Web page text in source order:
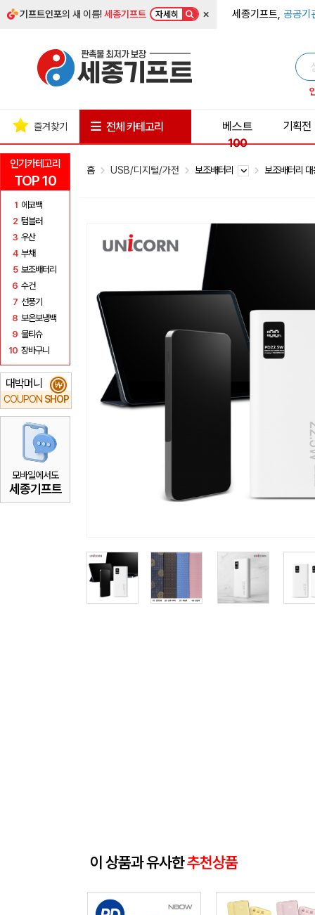
기프트인포의 새 이름!세종기프트 자세히 × 세종기프트, 공공기
인기카테고리
TOP 10
1 에코백
2 텀블러
3 우산
4 부채
5 보조배터리
6 수건
7 선풍기
8 보온보냉백
9 물티슈
10 장바구니
대박머니
COUPON SHOP
₩
모바일에서도
세종기프트
즐겨찾기 전체 카테고리
베스트
100
기획전
홈 USB/디지털/가전 보조배터리 보조배터리
이 상품과 유사한추천상품